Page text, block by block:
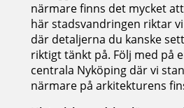
närmare finns det mycket
här stadsvandringen riktar
där detaljerna du kanske
riktigt tänkt på. Följ med på
centrala Nyköping där vi
närmare på arkitekturens